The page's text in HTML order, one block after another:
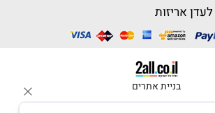
אריזות
בניית אתרים